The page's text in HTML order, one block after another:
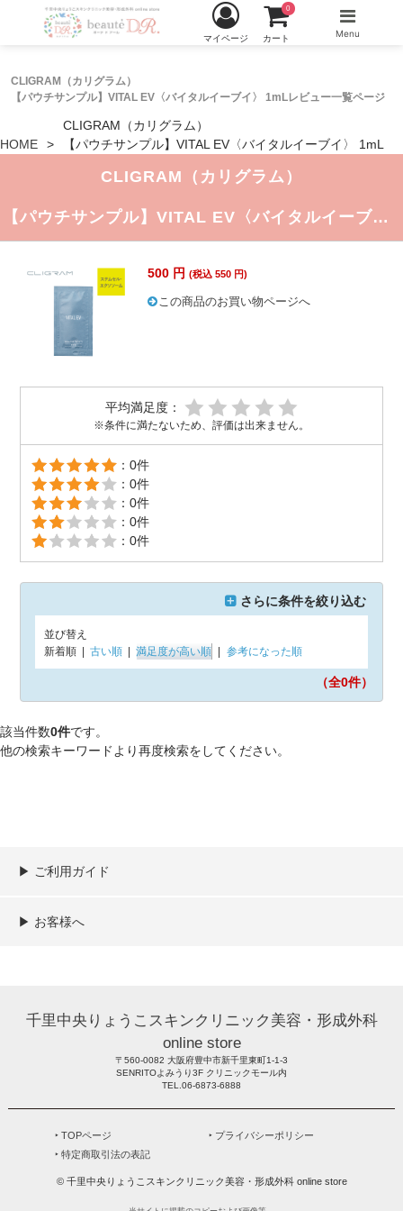
CLIGRAM（カリグラム）
【パウチサンプル】VITAL EV〈バイタルイーブイ〉 1mLレビュー一覧ページ
マイページ カート
0
Menu
HOME
CLIGRAM（カリグラム）
【パウチサンプル】VITAL EV〈バイタルイーブイ〉 1mL
CLIGRAM（カリグラム）
【パウチサンプル】VITAL EV〈バイタルイーブイ〉 1mL
500 円 (税込 550 円)
この商品のお買い物ページへ
平均満足度：
※条件に満たないため、評価は出来ません。
：0件
：0件
：0件
：0件
：0件
さらに条件を絞り込む
並び替え
新着順
古い順 満足度が高い順 参考になった順
（全0件）
該当件数0件です。
他の検索キーワードより再度検索をしてください。
▶︎ ご利用ガイド
ご利用ガイド
決済／配送／送料について
取り扱い商品一覧
顧客情報の取扱について
特定商取引法の表記
▶︎ お客様へ
千里中央りょうこスキンクリニック美容・形成外科
online store
〒560-0082 大阪府豊中市新千里東町1-1-3
SENRITOよみうり3F クリニックモール内
TEL.06-6873-6888
‣ TOPページ
‣ プライバシーポリシー
‣ 特定商取引法の表記
© 千里中央りょうこスキンクリニック美容・形成外科 online store